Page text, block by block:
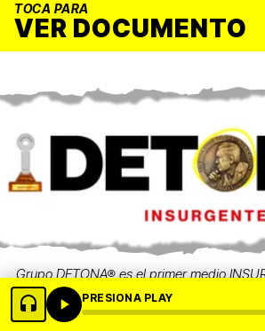
TOCA PARA
VER DOCUMENTO
Grupo DETONA® es el primer medio
Nos levantamos contra el poder en todas
excepto una: la de los ciudadanos. ¡No
PRESIONA PLAY